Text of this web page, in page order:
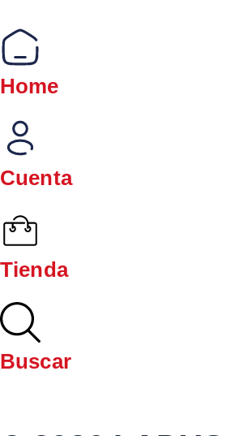
Home
Cuenta
Tienda
Buscar